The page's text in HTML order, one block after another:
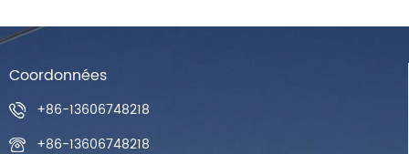
Coordonnées
+86-13606748218
+86-13606748218